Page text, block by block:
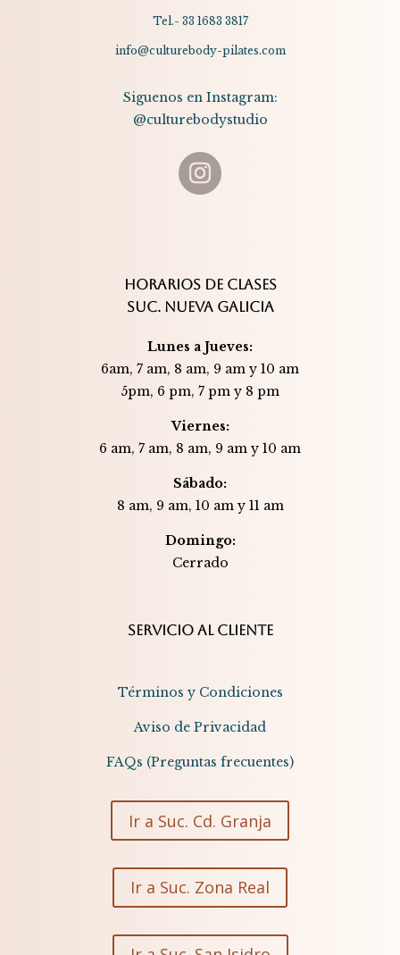
Tel.- 33 1683 3817
info@culturebody-pilates.com
Siguenos en Instagram:
@culturebodystudio
HORARIOS DE CLASES
SUC. NUEVA GALICIA
Lunes a Jueves:
6am, 7 am, 8 am, 9 am y 10 am
5pm, 6 pm, 7 pm y 8 pm
Viernes:
6 am, 7 am, 8 am, 9 am y 10 am
Sábado:
8 am, 9 am, 10 am y 11 am
Domingo:
Cerrado​​
SERVICIO AL CLIENTE
Términos y Condiciones
Aviso de Privacidad
FAQs (Preguntas frecuentes)
Ir a Suc. Cd. Granja
Ir a Suc. Zona Real